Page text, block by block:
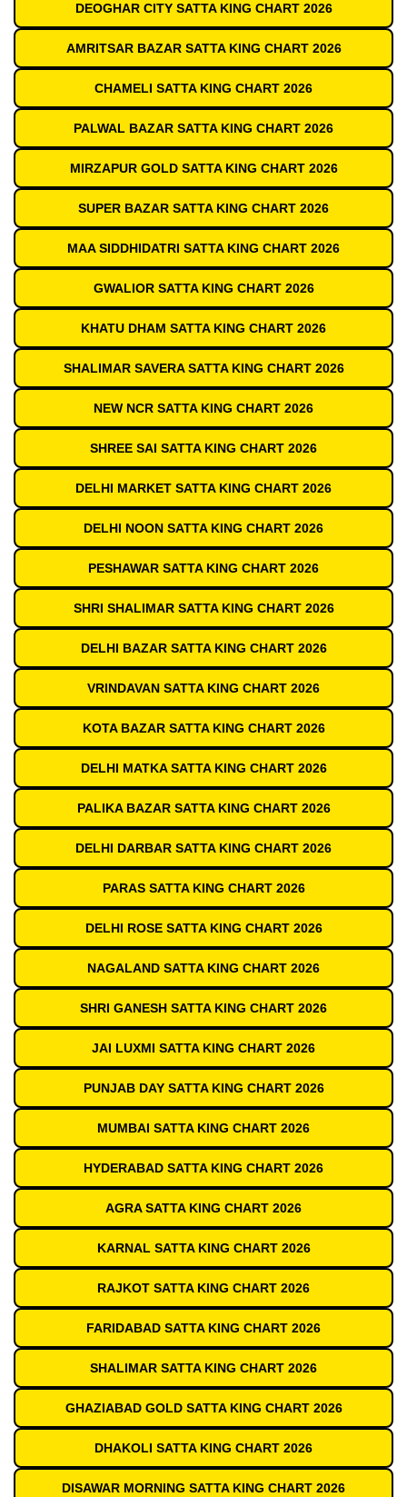
DEOGHAR CITY SATTA KING CHART 2026
AMRITSAR BAZAR SATTA KING CHART 2026
CHAMELI SATTA KING CHART 2026
PALWAL BAZAR SATTA KING CHART 2026
MIRZAPUR GOLD SATTA KING CHART 2026
SUPER BAZAR SATTA KING CHART 2026
MAA SIDDHIDATRI SATTA KING CHART 2026
GWALIOR SATTA KING CHART 2026
KHATU DHAM SATTA KING CHART 2026
SHALIMAR SAVERA SATTA KING CHART 2026
NEW NCR SATTA KING CHART 2026
SHREE SAI SATTA KING CHART 2026
DELHI MARKET SATTA KING CHART 2026
DELHI NOON SATTA KING CHART 2026
PESHAWAR SATTA KING CHART 2026
SHRI SHALIMAR SATTA KING CHART 2026
DELHI BAZAR SATTA KING CHART 2026
VRINDAVAN SATTA KING CHART 2026
KOTA BAZAR SATTA KING CHART 2026
DELHI MATKA SATTA KING CHART 2026
PALIKA BAZAR SATTA KING CHART 2026
DELHI DARBAR SATTA KING CHART 2026
PARAS SATTA KING CHART 2026
DELHI ROSE SATTA KING CHART 2026
NAGALAND SATTA KING CHART 2026
SHRI GANESH SATTA KING CHART 2026
JAI LUXMI SATTA KING CHART 2026
PUNJAB DAY SATTA KING CHART 2026
MUMBAI SATTA KING CHART 2026
HYDERABAD SATTA KING CHART 2026
AGRA SATTA KING CHART 2026
KARNAL SATTA KING CHART 2026
RAJKOT SATTA KING CHART 2026
FARIDABAD SATTA KING CHART 2026
SHALIMAR SATTA KING CHART 2026
GHAZIABAD GOLD SATTA KING CHART 2026
DHAKOLI SATTA KING CHART 2026
DISAWAR MORNING SATTA KING CHART 2026